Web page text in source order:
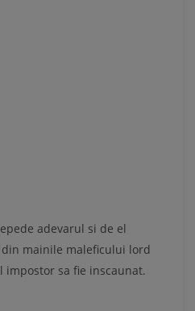
adevarul si de el
mainile maleficului lord
sa fie inscaunat.